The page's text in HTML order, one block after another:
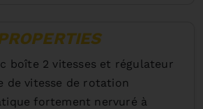
boîte 2 vitesses et régulateur
de vitesse de rotation
fortement nervuré à